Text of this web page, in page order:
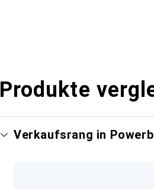
Produkte
Verkaufsrang in